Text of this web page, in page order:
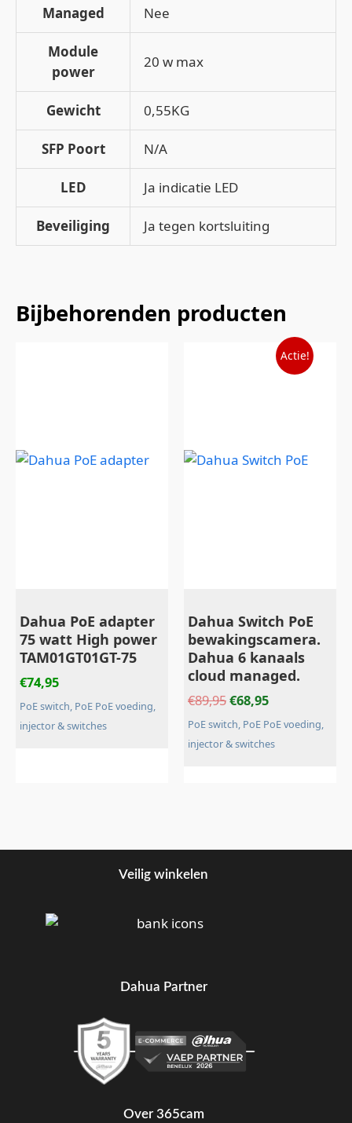
Managed Nee
Module
power
20 w max
Gewicht 0,55KG
SFP Poort N/A
LED Ja indicatie LED
Beveiliging Ja tegen kortsluiting
Bijbehorenden producten
Dahua PoE adapter
75 watt High power
TAM01GT01GT-75
€74,95
PoE switch, PoE PoE voeding,
injector & switches
Actie!
Dahua Switch PoE
bewakingscamera.
Dahua 6 kanaals
cloud managed.
€89,95
Oorspronkelijke
€68,95
Huidige
prijs
PoE switch, PoE PoE voeding,
injector & switches
Veilig winkelen
Dahua Partner
Over 365cam